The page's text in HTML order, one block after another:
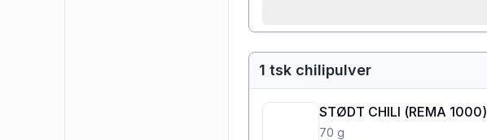
1 tsk chilipulver
STØDT CHILI (REMA 1000)
70 g